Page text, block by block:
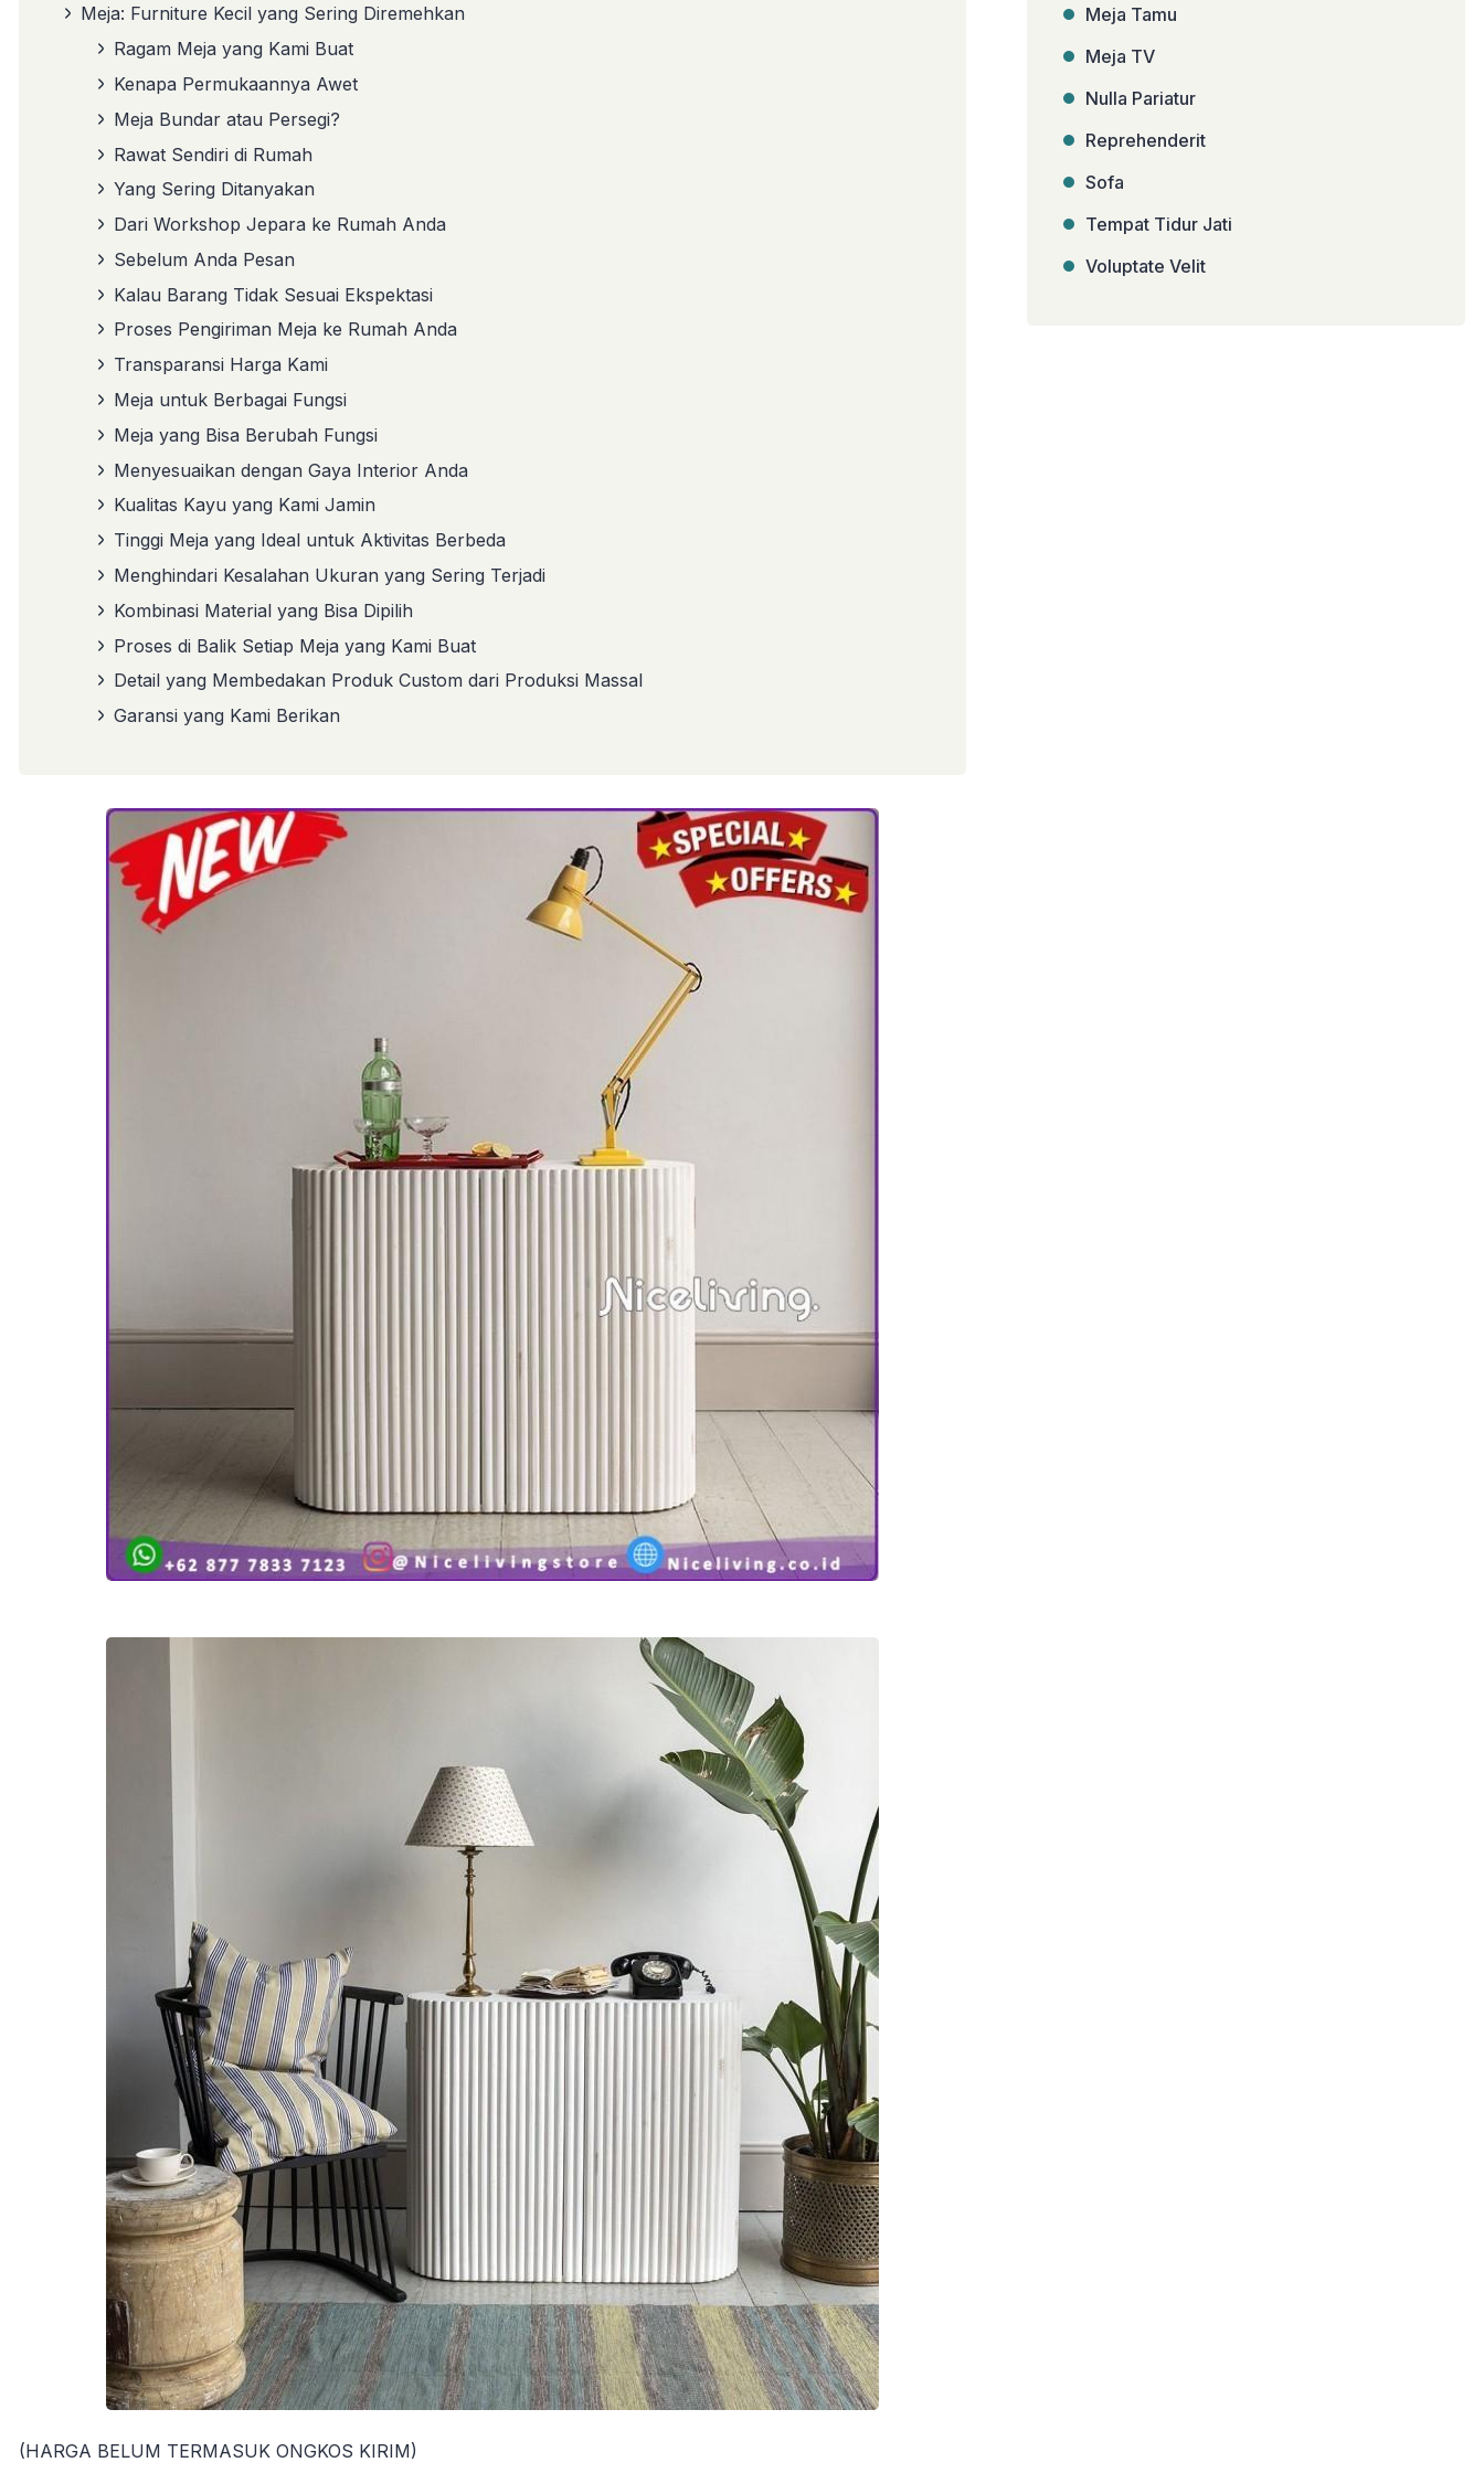
Meja: Furniture Kecil yang Sering Diremehkan
Ragam Meja yang Kami Buat
Kenapa Permukaannya Awet
Meja Bundar atau Persegi?
Rawat Sendiri di Rumah
Yang Sering Ditanyakan
Dari Workshop Jepara ke Rumah Anda
Sebelum Anda Pesan
Kalau Barang Tidak Sesuai Ekspektasi
Proses Pengiriman Meja ke Rumah Anda
Transparansi Harga Kami
Meja untuk Berbagai Fungsi
Meja yang Bisa Berubah Fungsi
Menyesuaikan dengan Gaya Interior Anda
Kualitas Kayu yang Kami Jamin
Tinggi Meja yang Ideal untuk Aktivitas Berbeda
Menghindari Kesalahan Ukuran yang Sering Terjadi
Kombinasi Material yang Bisa Dipilih
Proses di Balik Setiap Meja yang Kami Buat
Detail yang Membedakan Produk Custom dari Produksi Massal
Garansi yang Kami Berikan
(HARGA BELUM TERMASUK ONGKOS KIRIM)
Meja Tamu
Meja TV
Nulla Pariatur
Reprehenderit
Sofa
Tempat Tidur Jati
Voluptate Velit